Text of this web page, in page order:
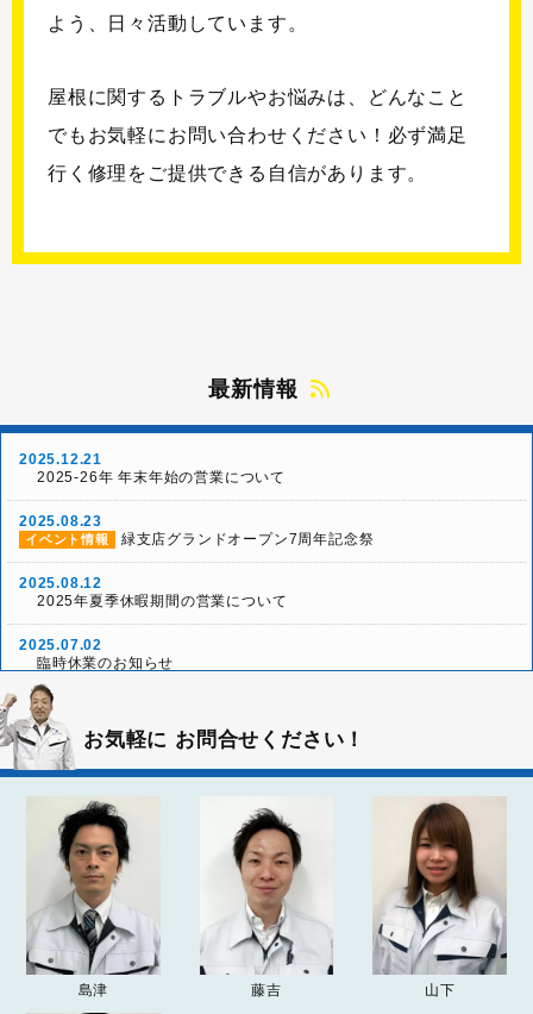
よう、日々活動しています。
屋根に関するトラブルやお悩みは、どんなこと
でもお気軽にお問い合わせください！必ず満足
行く修理をご提供できる自信があります。
最新情報
2025.12.21
2025-26年 年末年始の営業について
2025.08.23
イベント情報 緑支店グランドオープン7周年記念祭
2025.08.12
2025年夏季休暇期間の営業について
2025.07.02
臨時休業のお知らせ
2025.05.24
イベント情報
ありがとうございました！
イベント情報 雨天決行！本社グランドオープン10周年リニューアル祭
2025.04.26
お知らせ 2025年ゴールデンウィーク休業について
2024.12.26
お知らせ 2024-25年 年末年始の営業について
2024.04.20
お知らせ 2024年ゴールデンウィーク期間の営業について
お気軽に お問合せください！
島津 藤吉 山下